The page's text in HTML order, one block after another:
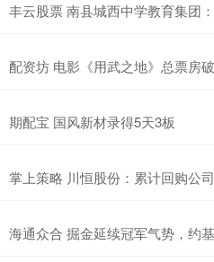
丰云股票 南县城西中学教育集团
配资坊 电影《用武之地》总票房
期配宝 国风新材录得5天3板
掌上策略 川恒股份：累计回购公
海通众合 掘金延续冠军气势，约